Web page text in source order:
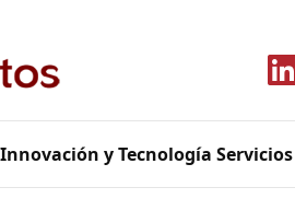
Innovación y Tecnología Servicios